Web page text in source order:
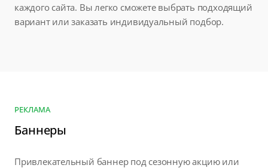
каждого сайта. Вы легко сможете выбрать подходящий
вариант или заказать индивидуальный подбор.
РЕКЛАМА
Баннеры
Привлекательный баннер под сезонную акцию или